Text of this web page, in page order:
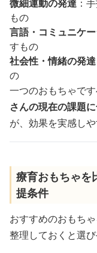
微細運動の発達 ：
もの
言語・コミュニケ
すもの
社会性・情緒の発達
の
一つのおもちゃで
さんの現在の課題
が、効果を実感しや
療育おもちゃを
提条件
おすすめのおもち
整理しておくと選び